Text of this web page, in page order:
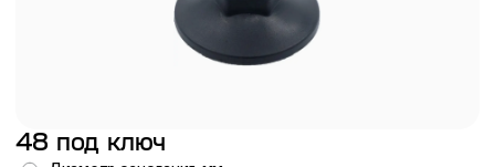
48 под ключ